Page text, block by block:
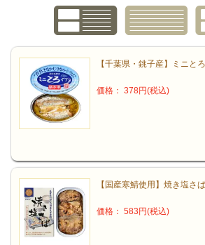
和食を食べる頻度は増加。な
私たちはお米や漬物は食べて
日本の食文化を語るうえでお米は欠
日本人の健康を維持するのに「ごはん
の組み合わせが有効であることは、科
み。和食がユネスコの無形文化遺産に
のメニューに和食の頻度が増加傾向に
されています。しかし、興味深いこ
汁・吸い物」「漬け物」の需要は減っ
古来、日本の主食はごはんで、汁物に
という「一汁三菜」が日本食の王道で
【千葉県・銚子産】ミニと
価格： 378円(税込)
【国産寒鯖使用】焼き塩さ
価格： 583円(税込)